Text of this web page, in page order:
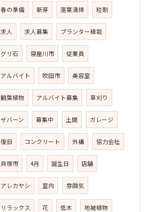
春の準備 新芽 落葉清掃 粒剤
求人 求人募集 プランター植栽
グリ石 寝屋川市 従業員
アルバイト 吹田市 美容室
観葉植物 アルバイト募集 草刈り
ザバーン 募集中 土間 ガレージ
復旧 コンクリート 外構 協力会社
貝塚市 4月 誕生日 店舗
アレカヤシ 室内 雰囲気
リラックス 花 低木 地被植物